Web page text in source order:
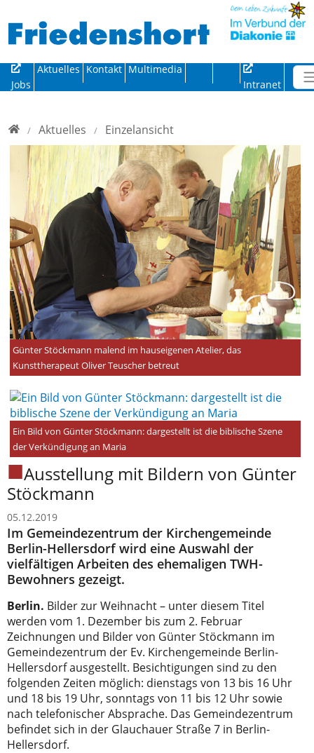
Jobs
Aktuelles Kontakt Multimedia
Intranet
HomeAktuelles Einzelansicht
Günter Stöckmann malend im hauseigenen Atelier, das
Kunsttherapeut Oliver Teuscher betreut
Ein Bild von Günter Stöckmann: dargestellt ist die biblische Szene
der Verkündigung an Maria
Ausstellung mit Bildern von Günter
Stöckmann
05.12.2019
Im Gemeindezentrum der Kirchengemeinde
Berlin-Hellersdorf wird eine Auswahl der
vielfältigen Arbeiten des ehemaligen TWH-
Bewohners gezeigt.
Berlin. Bilder zur Weihnacht – unter diesem Titel
werden vom 1. Dezember bis zum 2. Februar
Zeichnungen und Bilder von Günter Stöckmann im
Gemeindezentrum der Ev. Kirchengemeinde Berlin-
Hellersdorf ausgestellt. Besichtigungen sind zu den
folgenden Zeiten möglich: dienstags von 13 bis 16 Uhr
und 18 bis 19 Uhr, sonntags von 11 bis 12 Uhr sowie
nach telefonischer Absprache. Das Gemeindezentrum
befindet sich in der Glauchauer Straße 7 in Berlin-
Hellersdorf.